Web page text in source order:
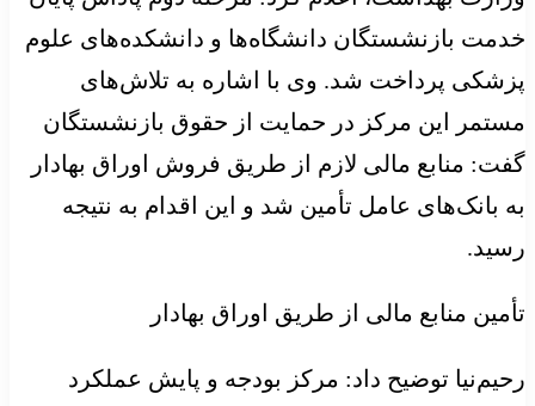
خدمت بازنشستگان دانشگاه‌ها و دانشکده‌های علوم
پزشکی پرداخت شد. وی با اشاره به تلاش‌های
مستمر این مرکز در حمایت از حقوق بازنشستگان
گفت: منابع مالی لازم از طریق فروش اوراق بهادار
به بانک‌های عامل تأمین شد و این اقدام به نتیجه
رسید.
تأمین منابع مالی از طریق اوراق بهادار
رحیم‌نیا توضیح داد: مرکز بودجه و پایش عملکرد